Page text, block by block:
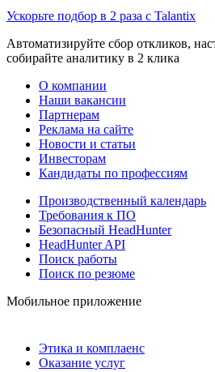
Ускорьте подбор в 2 раза с Talantix
Автоматизируйте сбор откликов,
собирайте аналитику в 2 клика
О компании
Наши вакансии
Партнерам
Реклама на сайте
Новости и статьи
Инвесторам
Кандидаты по профессиям
Производственный календарь
Требования к ПО
Безопасный HeadHunter
HeadHunter API
Поиск работы
Поиск по резюме
Мобильное приложение
Этика и комплаенс
Оказание услуг